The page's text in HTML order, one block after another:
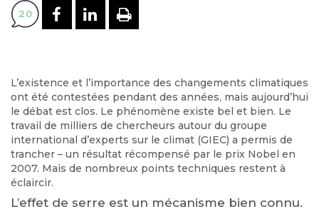
20 PARTAGER SUR FACEBOOK
PARTAGER SUR
IMPRIMER
L’existence et l’importance des changements climatiques
ont été contestées pendant des années, mais aujourd’hui
le débat est clos. Le phénomène existe bel et bien. Le
travail de milliers de chercheurs autour du groupe
international d’experts sur le climat (GIEC) a permis de
trancher – un résultat récompensé par le prix Nobel en
2007. Mais de nombreux points techniques restent à
éclaircir.
L’effet de serre est un mécanisme bien connu.